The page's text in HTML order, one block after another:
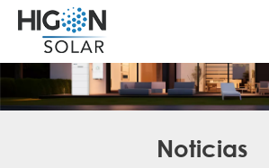
Noticias